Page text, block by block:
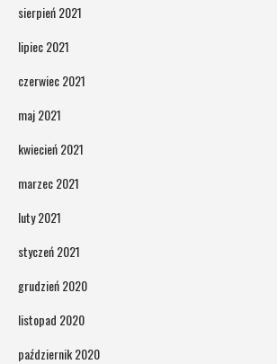
sierpień 2021
lipiec 2021
czerwiec 2021
maj 2021
kwiecień 2021
marzec 2021
luty 2021
styczeń 2021
grudzień 2020
listopad 2020
październik 2020